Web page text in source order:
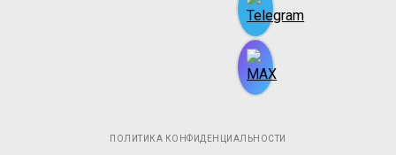
ПОЛИТИКА КОНФИДЕНЦИАЛЬНОСТИ